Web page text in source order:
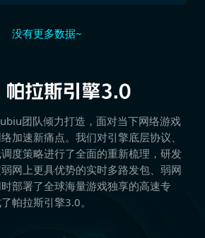
没有更多数据~
团队倾力打造，面对当下网络游戏
加速新痛点。我们对引擎底层协议、
度策略进行了全面的重新梳理，研发
网上更具优势的实时多路发包、弱网
部署了全球海量游戏独享的高速专
帕拉斯引擎3.0。